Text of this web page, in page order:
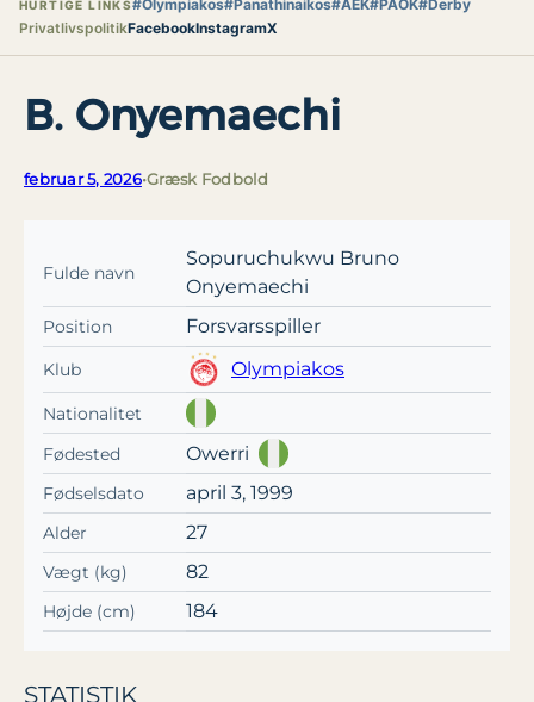
HURTIGE LINKS#Olympiakos#Panathinaikos#AEK#PAOK#Derby
PrivatlivspolitikFacebookInstagramX
B. Onyemaechi
februar 5, 2026•Græsk Fodbold
Fulde navn
Sopuruchukwu Bruno
Onyemaechi
Position Forsvarsspiller
Klub Olympiakos
Nationalitet
Fødested
Owerri
Fødselsdato april 3, 1999
Alder 27
Vægt (kg) 82
Højde (cm) 184
STATISTIK